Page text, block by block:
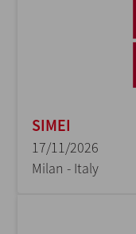
SIMEI
17/11/2026
Milan - Italy